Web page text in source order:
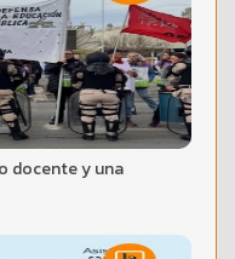
docente y una